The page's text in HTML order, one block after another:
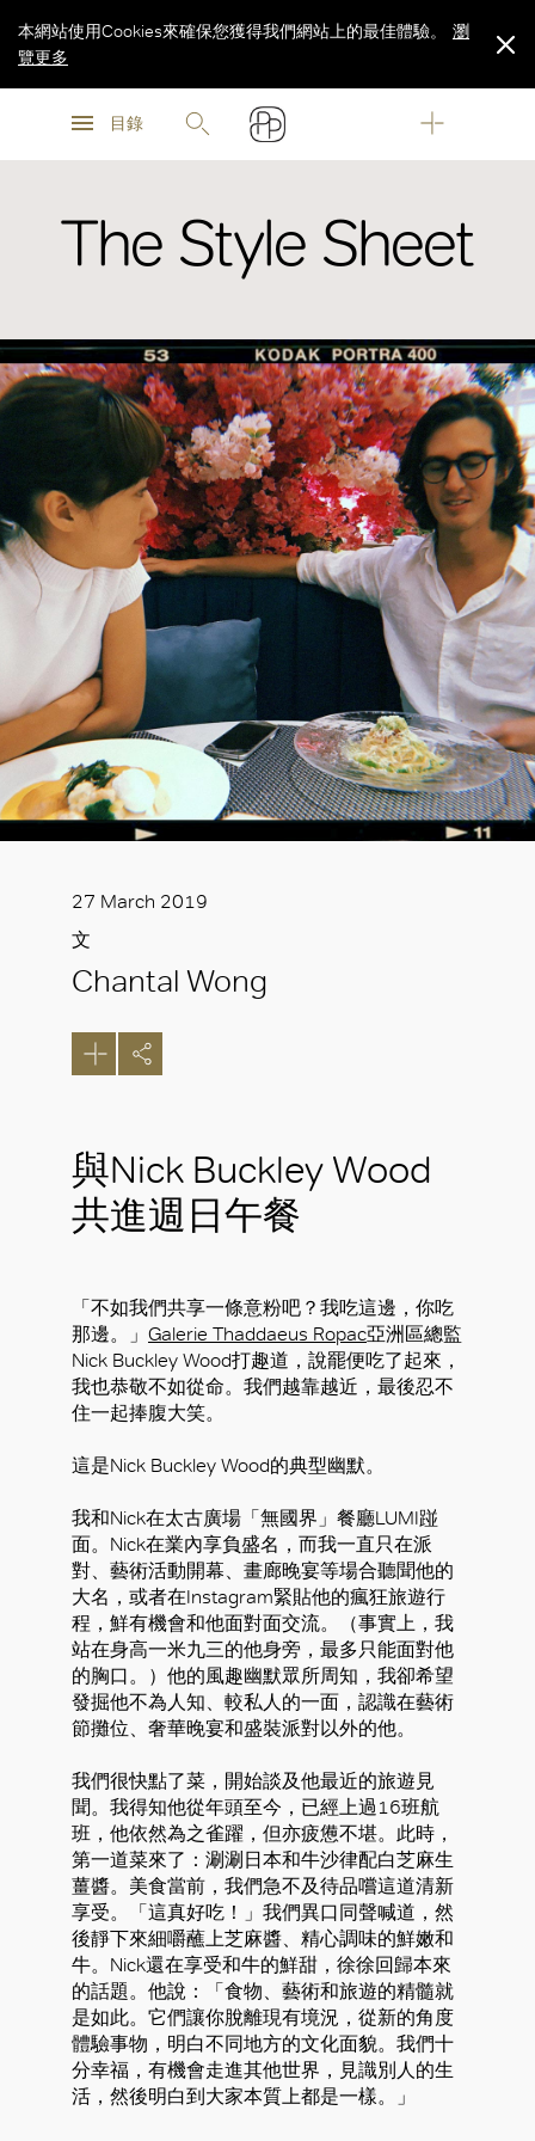
瀏
目錄
本網站使用Cookies來確保您獲得我們網站上的最佳體驗。
瀏
覽更多
The Style Sheet
27 March 2019
文
Chantal Wong
與Nick Buckley Wood
共進週日午餐
「不如我們共享一條意粉吧？我吃這邊，你吃
那邊。」 Galerie Thaddaeus Ropac亞洲區總監
Nick Buckley Wood打趣道，說罷便吃了起來，
我也恭敬不如從命。我們越靠越近，最後忍不
住一起捧腹大笑。
這是Nick Buckley Wood的典型幽默。
我和Nick在太古廣場「無國界」餐廳LUMI踫
面。Nick在業內享負盛名，而我一直只在派
對、藝術活動開幕、畫廊晚宴等場合聽聞他的
大名，或者在Instagram緊貼他的瘋狂旅遊行
程，鮮有機會和他面對面交流。（事實上，我
站在身高一米九三的他身旁，最多只能面對他
的胸口。）他的風趣幽默眾所周知，我卻希望
發掘他不為人知、較私人的一面，認識在藝術
節攤位、奢華晚宴和盛裝派對以外的他。
我們很快點了菜，開始談及他最近的旅遊見
聞。我得知他從年頭至今，已經上過16班航
班，他依然為之雀躍，但亦疲憊不堪。此時，
第一道菜來了：涮涮日本和牛沙律配白芝麻生
薑醬。美食當前，我們急不及待品嚐這道清新
享受。「這真好吃！」我們異口同聲喊道，然
後靜下來細嚼蘸上芝麻醬、精心調味的鮮嫩和
牛。Nick還在享受和牛的鮮甜，徐徐回歸本來
的話題。他說：「食物、藝術和旅遊的精髓就
是如此。它們讓你脫離現有境況，從新的角度
體驗事物，明白不同地方的文化面貌。我們十
分幸福，有機會走進其他世界，見識別人的生
活，然後明白到大家本質上都是一樣。」